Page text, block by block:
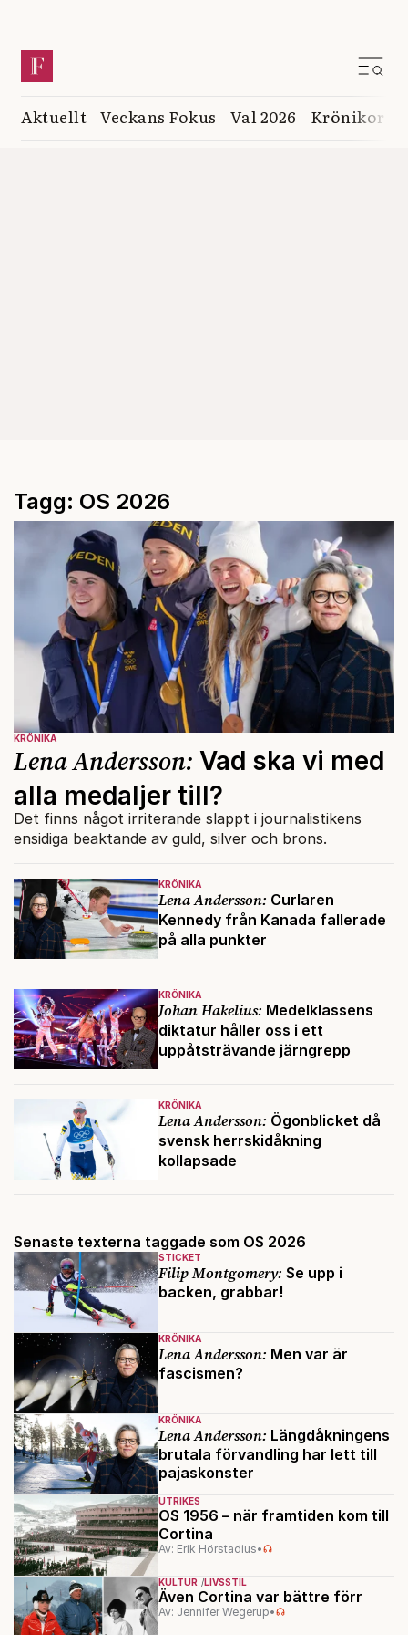
Aktuellt Veckans Fokus Val 2026 Krönikor
Tagg: OS 2026
KRÖNIKA
Lena Andersson: Curlaren
Kennedy från Kanada fallerade
på alla punkter
KRÖNIKA
Johan Hakelius: Medelklassens
diktatur håller oss i ett
uppåtsträvande järngrepp
KRÖNIKA
Lena Andersson: Ögonblicket då
svensk herrskidåkning
kollapsade
KRÖNIKA
Lena Andersson: Vad ska vi med
alla medaljer till?
Det finns något irriterande slappt i journalistikens
ensidiga beaktande av guld, silver och brons.
Senaste texterna taggade som OS 2026
STICKET
Filip Montgomery: Se upp i
backen, grabbar!
KRÖNIKA
Lena Andersson: Men var är
fascismen?
KRÖNIKA
Lena Andersson: Längdåkningens
brutala förvandling har lett till
pajaskonster
UTRIKES
OS 1956 – när framtiden kom till
Cortina
Av: Erik Hörstadius•
KULTUR LIVSSTIL
Även Cortina var bättre förr
Av: Jennifer Wegerup•